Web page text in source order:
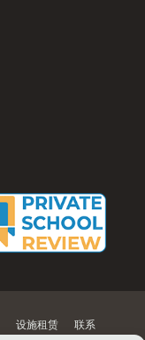
设施租赁 联系